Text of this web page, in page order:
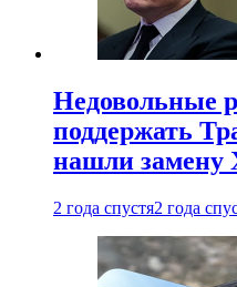
Недовольные
поддержать
нашли замену
2 года спустя2 года